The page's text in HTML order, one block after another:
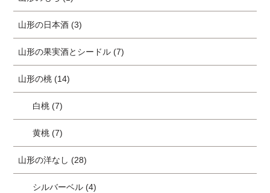
山形の日本酒 (3)
山形の果実酒とシードル (7)
山形の桃 (14)
白桃 (7)
黄桃 (7)
山形の洋なし (28)
シルバーベル (4)